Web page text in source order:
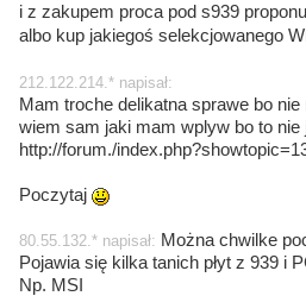
i z zakupem proca pod s939
albo kup jakiegoś selekcjowanego
212.122.214.* napisał:
Mam troche delikatna sprawe bo
wiem sam jaki mam wplyw bo to
http://forum./
Poczytaj
80.55.132.* napisał: Można chwilke
Pojawia się kilka tanich płyt z 939 i
Np. MSI